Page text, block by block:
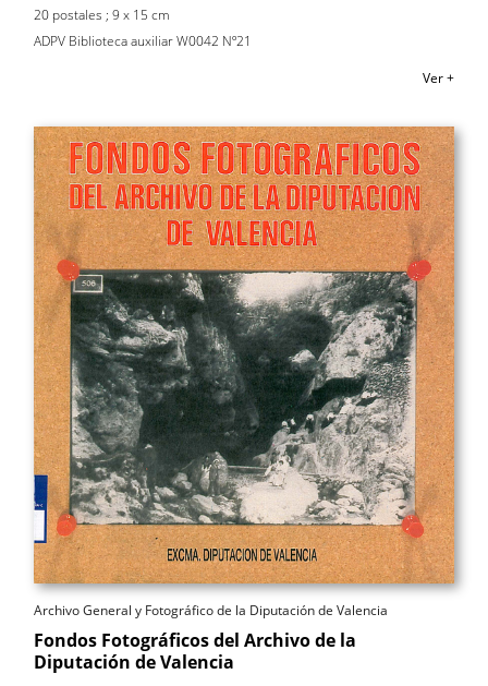
20 postales ; 9 x 15 cm
ADPV Biblioteca auxiliar W0042 Nº21
Ver +
Archivo General y Fotográfico de la Diputación de Valencia
Fondos Fotográficos del Archivo de la
Diputación de Valencia